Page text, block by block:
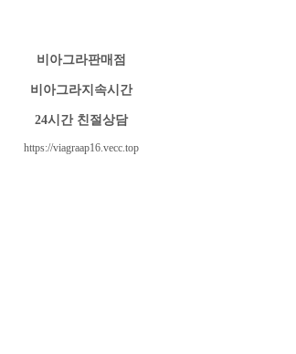
비아그라판매점
비아그라지속시간
24시간 친절상담
https://viagraap16.vecc.top